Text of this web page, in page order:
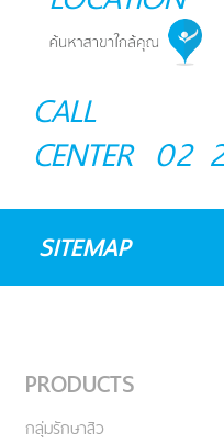
CALL
CENTER 02
SITEMAP
PRODUCTS
กลุ่มรักษาสิว